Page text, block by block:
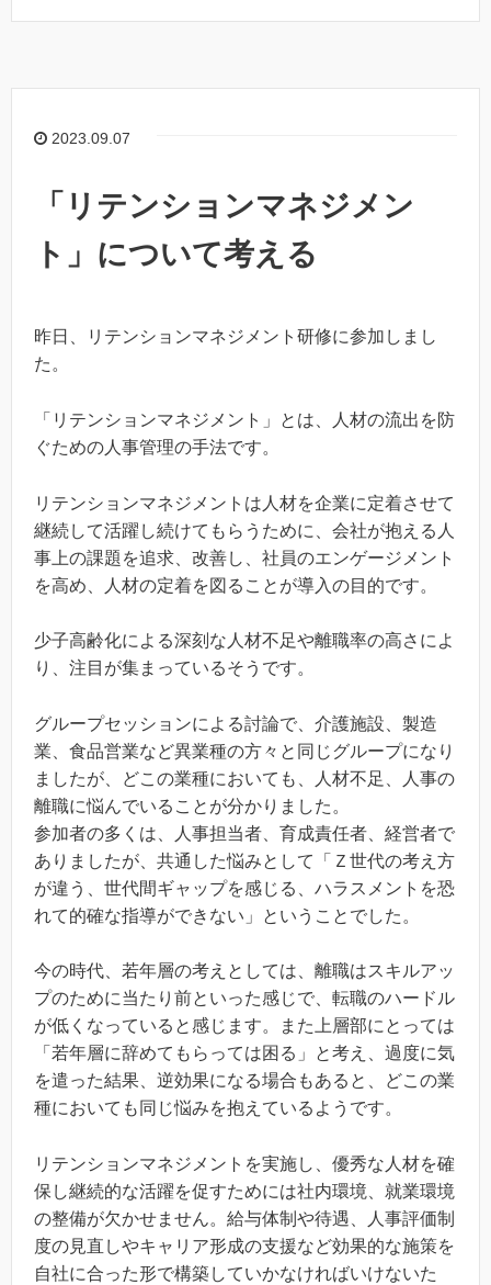
2023.09.07
「リテンションマネジメン
ト」について考える
昨日、リテンションマネジメント研修に参加しまし
た。
「リテンションマネジメント」とは、人材の流出を防
ぐための人事管理の手法です。
リテンションマネジメントは人材を企業に定着させて
継続して活躍し続けてもらうために、会社が抱える人
事上の課題を追求、改善し、社員のエンゲージメント
を高め、人材の定着を図ることが導入の目的です。
少子高齢化による深刻な人材不足や離職率の高さによ
り、注目が集まっているそうです。
グループセッションによる討論で、介護施設、製造
業、食品営業など異業種の方々と同じグループになり
ましたが、どこの業種においても、人材不足、人事の
離職に悩んでいることが分かりました。
参加者の多くは、人事担当者、育成責任者、経営者で
ありましたが、共通した悩みとして「Ｚ世代の考え方
が違う、世代間ギャップを感じる、ハラスメントを恐
れて的確な指導ができない」ということでした。
今の時代、若年層の考えとしては、離職はスキルアッ
プのために当たり前といった感じで、転職のハードル
が低くなっていると感じます。また上層部にとっては
「若年層に辞めてもらっては困る」と考え、過度に気
を遣った結果、逆効果になる場合もあると、どこの業
種においても同じ悩みを抱えているようです。
リテンションマネジメントを実施し、優秀な人材を確
保し継続的な活躍を促すためには社内環境、就業環境
の整備が欠かせません。給与体制や待遇、人事評価制
度の見直しやキャリア形成の支援など効果的な施策を
自社に合った形で構築していかなければいけないた